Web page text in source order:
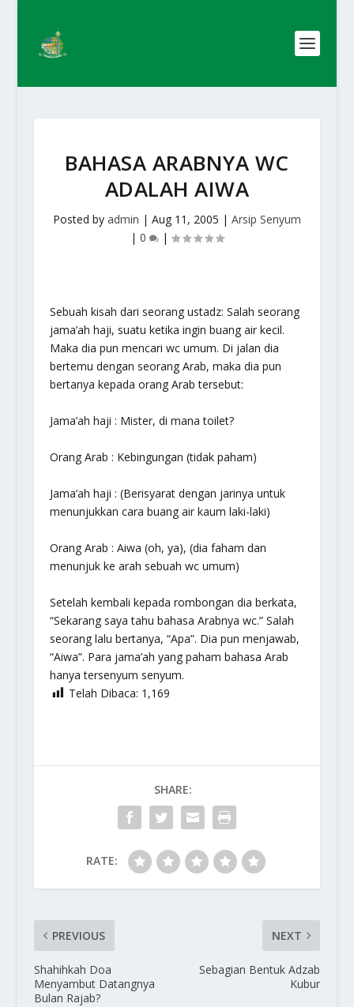
BAHASA ARABNYA WC
ADALAH AIWA
Posted by admin | Aug 11, 2005 | Arsip Senyum
| 0 |
Sebuah kisah dari seorang ustadz: Salah seorang
jama’ah haji, suatu ketika ingin buang air kecil.
Maka dia pun mencari wc umum. Di jalan dia
bertemu dengan seorang Arab, maka dia pun
bertanya kepada orang Arab tersebut:
Jama’ah haji : Mister, di mana toilet?
Orang Arab : Kebingungan (tidak paham)
Jama’ah haji : (Berisyarat dengan jarinya untuk
menunjukkan cara buang air kaum laki-laki)
Orang Arab : Aiwa (oh, ya), (dia faham dan
menunjuk ke arah sebuah wc umum)
Setelah kembali kepada rombongan dia berkata,
“Sekarang saya tahu bahasa Arabnya wc.” Salah
seorang lalu bertanya, “Apa”. Dia pun menjawab,
“Aiwa”. Para jama’ah yang paham bahasa Arab
hanya tersenyum senyum.
Telah Dibaca: 1,169
SHARE:
RATE:
PREVIOUS
Shahihkah Doa
Menyambut Datangnya
Bulan Rajab?
NEXT
Sebagian Bentuk Adzab
Kubur